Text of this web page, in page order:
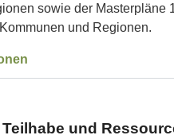
sowie der Masterpläne
und Regionen.
und